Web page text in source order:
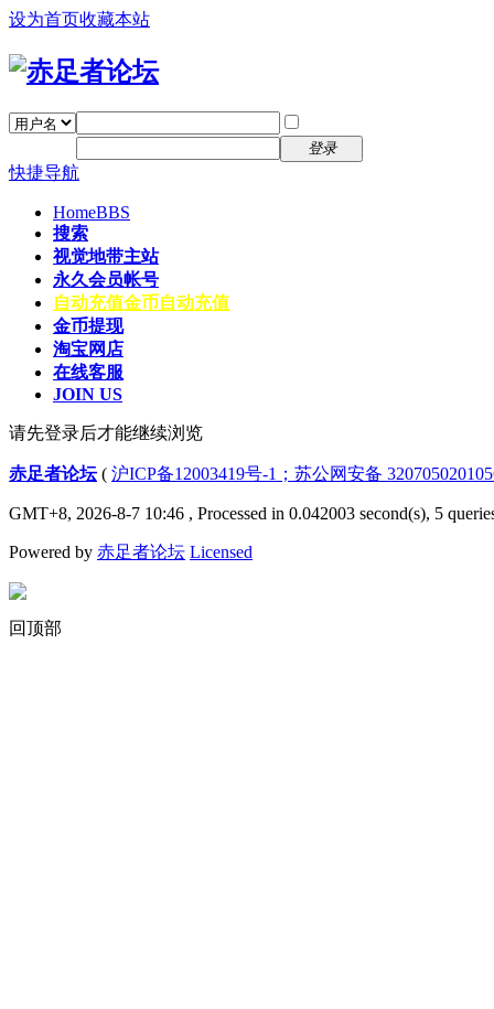
设为首页收藏本站
登录
快捷导航
HomeBBS
搜索
视觉地带主站
永久会员帐号
自动充值金币自动充值
金币提现
淘宝网店
在线客服
JOIN US
请先登录后才能继续浏览
赤足者论坛( 沪ICP备12003419号-1；苏公网安备
GMT+8, 2026-8-7 10:46 , Processed in 0.042003 second(s), 5
Powered by 赤足者论坛 Licensed
回顶部